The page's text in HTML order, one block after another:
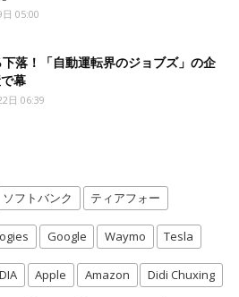
05:00
落！「自動運転界のジョブズ」の企
幕
日 06:39
ソフトバンク ティアフォー
Google Waymo Tesla
Apple Amazon Didi Chuxing